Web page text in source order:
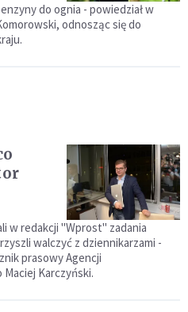
do ognia - powiedział w
odnosząc się do
w redakcji "Wprost" zadania
walczyć z dziennikarzami -
prasowy Agencji
Karczyński.